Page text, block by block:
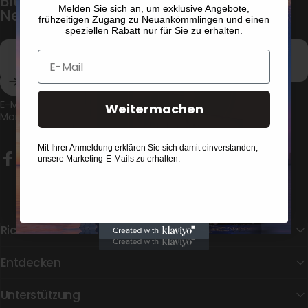
Newsletter auf dem Laufenden
Geben Sie Ihre E-Mail-Adresse ein
E-Mail: support@proscenic.com/support@proscenic.cn
Montag-Freitag, 9:00-18:30 (GMT+8)
Richtlinien
Entdecken
Unterstützung
Melden Sie sich an, um exklusive Angebote,
frühzeitigen Zugang zu Neuankömmlingen und einen
speziellen Rabatt nur für Sie zu erhalten.
E-Mail
Weitermachen
Mit Ihrer Anmeldung erklären Sie sich damit einverstanden,
unsere Marketing-E-Mails zu erhalten.